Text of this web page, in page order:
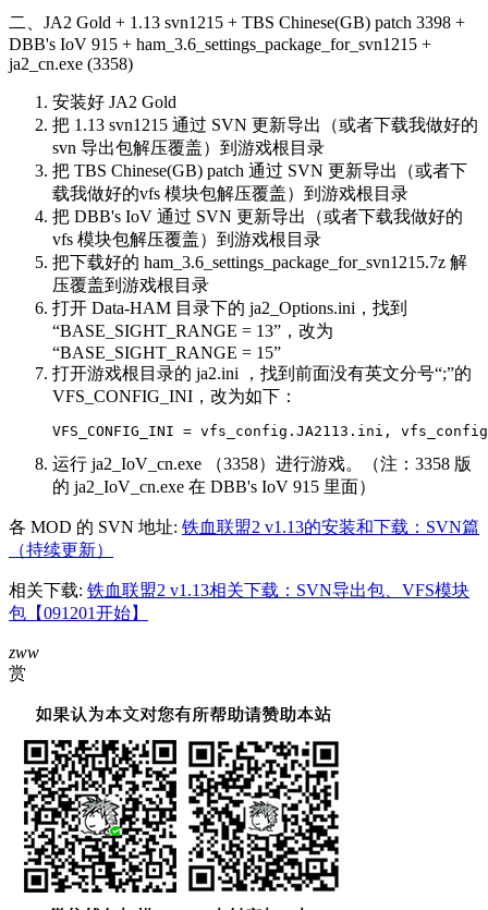
二、JA2 Gold + 1.13 svn1215 + TBS Chinese(GB) patch 3398 +
DBB's IoV 915 + ham_3.6_settings_package_for_svn1215 +
ja2_cn.exe (3358)
安装好 JA2 Gold
把 1.13 svn1215 通过 SVN 更新导出（或者下载我做好的
svn 导出包解压覆盖）到游戏根目录
把 TBS Chinese(GB) patch 通过 SVN 更新导出（或者下
载我做好的vfs 模块包解压覆盖）到游戏根目录
把 DBB's IoV 通过 SVN 更新导出（或者下载我做好的
vfs 模块包解压覆盖）到游戏根目录
把下载好的 ham_3.6_settings_package_for_svn1215.7z 解
压覆盖到游戏根目录
打开 Data-HAM 目录下的 ja2_Options.ini，找到
“BASE_SIGHT_RANGE = 13”，改为
“BASE_SIGHT_RANGE = 15”
打开游戏根目录的 ja2.ini ，找到前面没有英文分号“;”的
VFS_CONFIG_INI，改为如下：
VFS_CONFIG_INI = vfs_config.JA2113.ini,
运行 ja2_IoV_cn.exe （3358）进行游戏。（注：3358 版
的 ja2_IoV_cn.exe 在 DBB's IoV 915 里面）
各 MOD 的 SVN 地址: 铁血联盟2 v1.13的安装和下载：SVN篇
（持续更新）
相关下载: 铁血联盟2 v1.13相关下载：SVN导出包、VFS模块
包【091201开始】
zww
赏